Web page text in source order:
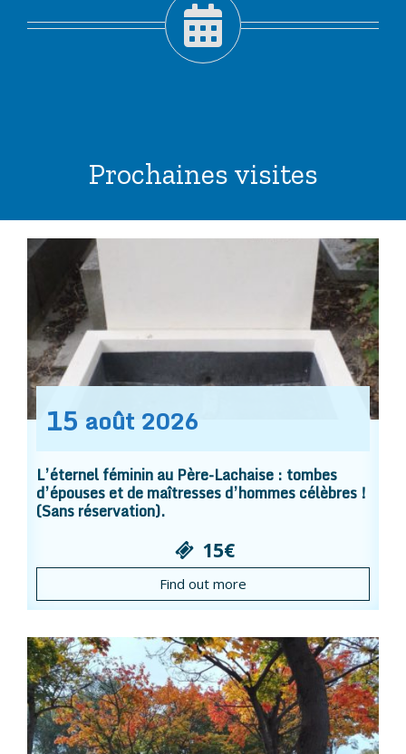
Prochaines visites
15 août 2026
L’éternel féminin au Père-Lachaise : tombes
d’épouses et de maîtresses d’hommes célèbres !
(Sans réservation).
15€
Find out more